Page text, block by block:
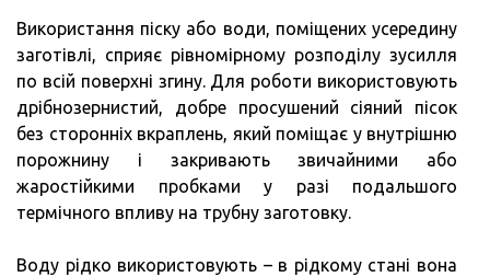
Використання піску або води, поміщених усередину
заготівлі, сприяє рівномірному розподілу зусилля
по всій поверхні згину. Для роботи використовують
дрібнозернистий, добре просушений сіяний пісок
без сторонніх вкраплень, який поміщає у внутрішню
порожнину і закривають звичайними або
жаростійкими пробками у разі подальшого
термічного впливу на трубну заготовку.
Воду рідко використовують – в рідкому стані вона